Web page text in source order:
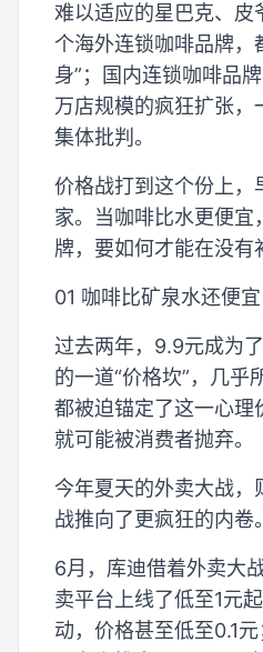
难以适应的星巴克、
个海外连锁咖啡品牌，
身”；国内连锁咖啡品
万店规模的疯狂扩张，
集体批判。
价格战打到这个份上，
家。当咖啡比水更便宜
牌，要如何才能在没有
01 咖啡比矿泉水还便宜
过去两年，9.9元成为
的一道“价格坎”，几乎
都被迫锚定了这一心理
就可能被消费者抛弃。
今年夏天的外卖大战，
战推向了更疯狂的内卷。
6月，库迪借着外卖大
卖平台上线了低至1元
动，价格甚至低至0.1